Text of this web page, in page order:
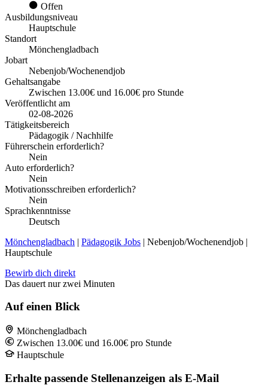
Offen
Ausbildungsniveau
Hauptschule
Standort
Mönchengladbach
Jobart
Nebenjob/Wochenendjob
Gehaltsangabe
Zwischen 13.00€ und 16.00€ pro Stunde
Veröffentlicht am
02-08-2026
Tätigkeitsbereich
Pädagogik / Nachhilfe
Führerschein erforderlich?
Nein
Auto erforderlich?
Nein
Motivationsschreiben erforderlich?
Nein
Sprachkenntnisse
Deutsch
Mönchengladbach | Pädagogik Jobs | Nebenjob/Wochenendjob |
Hauptschule
Bewirb dich direkt
Das dauert nur zwei Minuten
Auf einen Blick
Mönchengladbach
Zwischen 13.00€ und 16.00€ pro Stunde
Hauptschule
Erhalte passende Stellenanzeigen als E-Mail